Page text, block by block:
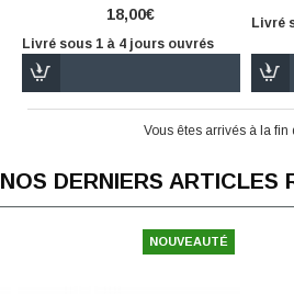
18,00€
Livré sous 1 à 4 jours ouvrés
Livré
Vous êtes arrivés à la fin
NOS DERNIERS ARTICLES
NOUVEAUTÉ